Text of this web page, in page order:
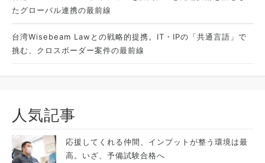
たグローバル連携の最前線
台湾Wisebeam Lawとの戦略的提携。IT・IPの「共通言語」で
挑む、クロスボーダー案件の最前線
人気記事
応援してくれる仲間、インプットが整う環境は最
高。いざ、予備試験合格へ